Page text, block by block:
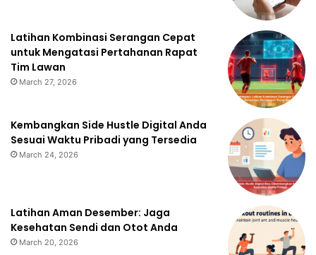
Latihan Kombinasi Serangan Cepat
untuk Mengatasi Pertahanan Rapat
Tim Lawan
March 27, 2026
Kembangkan Side Hustle Digital Anda
Sesuai Waktu Pribadi yang Tersedia
March 24, 2026
Latihan Aman Desember: Jaga
Kesehatan Sendi dan Otot Anda
March 20, 2026